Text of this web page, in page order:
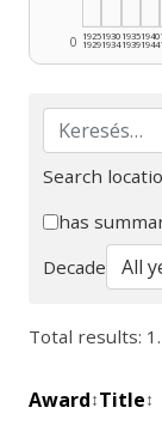
0 1925
1929
1930
1934
1935
1939
1940
1944
Search
Search
has
Decade
Total results:
Award↕Title↕